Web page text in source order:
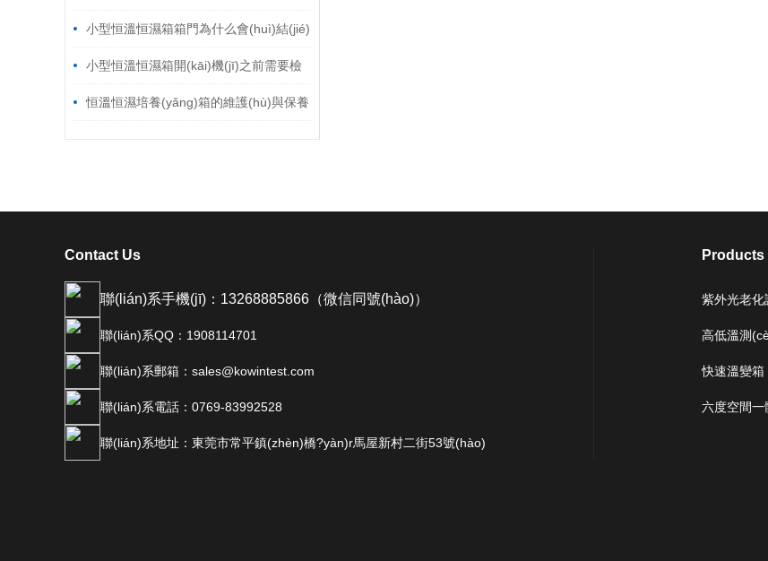
要求小型恒溫恒濕箱箱門為什么會(huì)結(jié)
冰 小型恒溫恒濕箱開(kāi)機(jī)之前需要檢
查的事項(xiàng)
恒溫恒濕培養(yǎng)箱的維護(hù)與保養
Contact Us
聯(lián)系手機(jī)：13268885866（微信同號(hào)）
聯(lián)系QQ：1908114701
聯(lián)系郵箱：sales@kowintest.com
聯(lián)系電話：0769-83992528
聯(lián)系地址：東莞市常平鎮(zhèn)橋?yàn)r馬屋新村二街53號(hào)
Products
紫外光老
高低溫測
快速溫變箱
六度空間